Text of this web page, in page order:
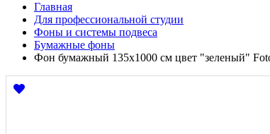
Главная
Для профессиональной студии
Фоны и системы подвеса
Бумажные фоны
Фон бумажный 135х1000 см цвет "зеленый"